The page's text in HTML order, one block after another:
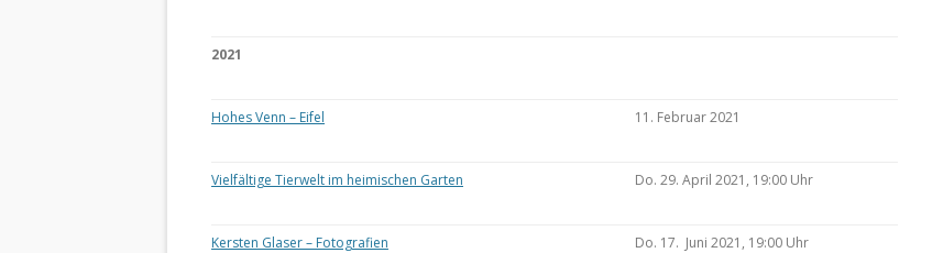
2021
Hohes Venn – Eifel 11. Februar 2021
Vielfältige Tierwelt im heimischen Garten Do. 29. April 2021, 19:00 Uhr
Kersten Glaser – Fotografien Do. 17. Juni 2021, 19:00 Uhr